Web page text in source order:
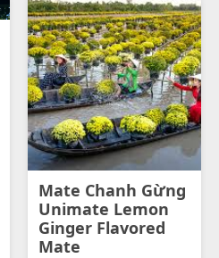
Mate Chanh Gừng
Unimate Lemon
Ginger Flavored
Mate